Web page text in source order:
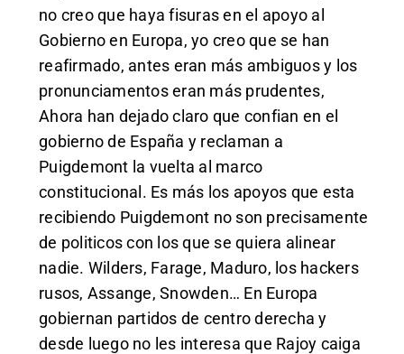
no creo que haya fisuras en el apoyo al
Gobierno en Europa, yo creo que se han
reafirmado, antes eran más ambiguos y los
pronunciamentos eran más prudentes,
Ahora han dejado claro que confian en el
gobierno de España y reclaman a
Puigdemont la vuelta al marco
constitucional. Es más los apoyos que esta
recibiendo Puigdemont no son precisamente
de politicos con los que se quiera alinear
nadie. Wilders, Farage, Maduro, los hackers
rusos, Assange, Snowden… En Europa
gobiernan partidos de centro derecha y
desde luego no les interesa que Rajoy caiga